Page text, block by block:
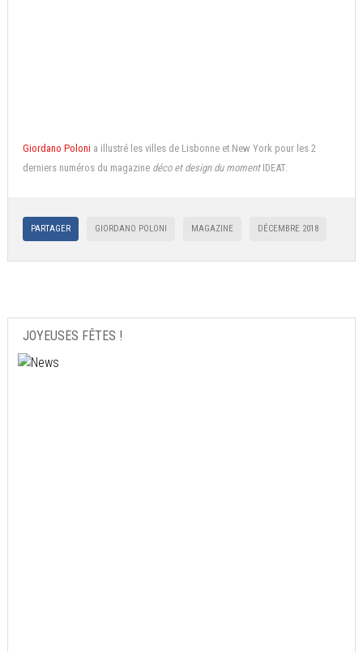
Giordano Poloni a illustré les villes de Lisbonne et New York pour les 2
derniers numéros du magazine déco et design du momentIDEAT.
PARTAGER GIORDANO POLONI MAGAZINE DÉCEMBRE 2018
JOYEUSES FÊTES !